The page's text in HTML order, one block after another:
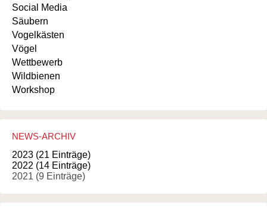
Social Media
Säubern
Vogelkästen
Vögel
Wettbewerb
Wildbienen
Workshop
NEWS-ARCHIV
2023 (21 Einträge)
2022 (14 Einträge)
2021 (9 Einträge)